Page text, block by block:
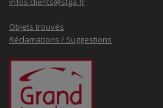
Objets trouvés
Réclamations / Suggestions